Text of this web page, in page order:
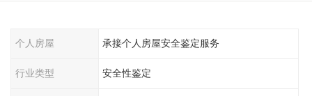
个人房屋 承接个人房屋安全鉴定服务
行业类型 安全性鉴定